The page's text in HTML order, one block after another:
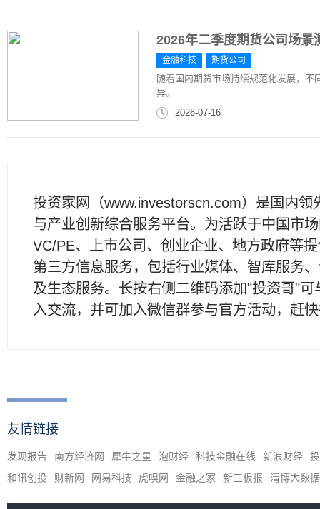
2026年二季度期货公司场景
金融科技 期货公司
随着国内期货市场持续规范化发展，
异。
2026-07-16
投资家网（www.investorscn.com）是国内领
与产业创新综合服务平台。为活跃于中国市
VC/PE、上市公司、创业企业、地方政府等
第三方信息服务，包括行业媒体、智库服务
及生态服务。长按右侧二维码添加"投资哥"可
入交流，并可加入微信群参与官方活动，赶
友情链接
发现报告 南方经济网 犀牛之星 泡财经 科技金融在线 新浪财经
和讯创投
财新网 网易科技 虎嗅网 金融之家 新三板报 清博大数据